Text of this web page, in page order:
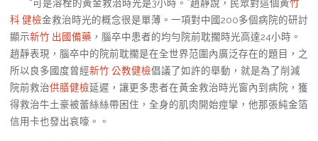
“可是溶栓的黃金救治時光是3小時。”趙靜說，民眾對這個黃竹
科 健檢金救治時光的概念很是單薄。一項對中國200多個病院的研討
顯示新竹 出國備藥 ，腦卒中患者的均勻院前耽擱時光高達24小時。
趙靜表現，腦卒中的院前耽擱是在全世界范圍內廣泛存在的題目，之
所以良多國度曾經新竹 公教健檢倡議了如許的舉動，就是為了削減
院前救治供膳健檢延遲，讓更多患者在黃金救治時光窗內到病院，獲
得救治牛土豪被蕾絲絲帶困住，全身的肌肉開始痙攣，他那張純金箔
信用卡也發出哀嚎。。